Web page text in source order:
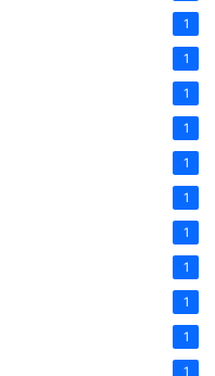
1
1
1
1
1
1
1
1
1
1
1